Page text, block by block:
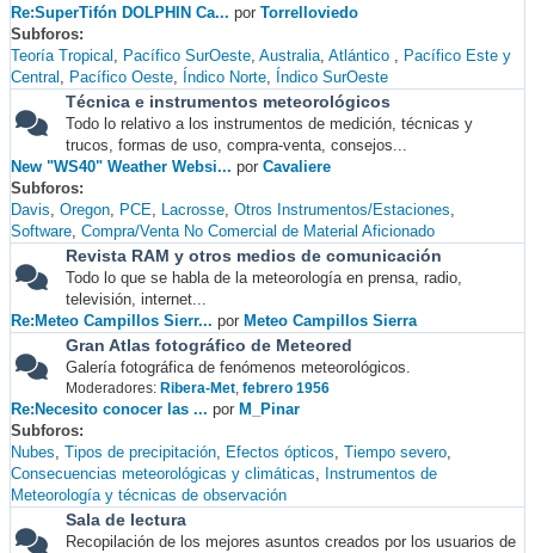
Re:SuperTifón DOLPHIN Ca... por Torrelloviedo
Subforos
Teoría Tropical
Pacífico SurOeste Australia Atlántico
Pacífico Este y
Central
Pacífico Oeste Índico Norte Índico SurOeste
Técnica e instrumentos meteorológicos
Todo lo relativo a los instrumentos de medición, técnicas y
trucos, formas de uso, compra-venta, consejos...
New "WS40" Weather Websi... por Cavaliere
Subforos
Davis Oregon PCE Lacrosse Otros Instrumentos/Estaciones
Software Compra/Venta No Comercial de Material Aficionado
Revista RAM y otros medios de comunicación
Todo lo que se habla de la meteorología en prensa, radio,
televisión, internet...
Re:Meteo Campillos Sierr... por Meteo Campillos Sierra
Gran Atlas fotográfico de Meteored
Galería fotográfica de fenómenos meteorológicos.
Moderadores: Ribera-Met, febrero 1956
Re:Necesito conocer las ... por M_Pinar
Subforos
Nubes Tipos de precipitación Efectos ópticos Tiempo severo
Consecuencias meteorológicas y climáticas
Instrumentos de
Meteorología y técnicas de observación
Sala de lectura
Recopilación de los mejores asuntos creados por los usuarios de